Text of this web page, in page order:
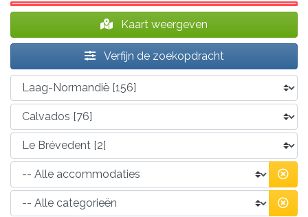
Kaart weergeven
Verfijn de zoekopdracht